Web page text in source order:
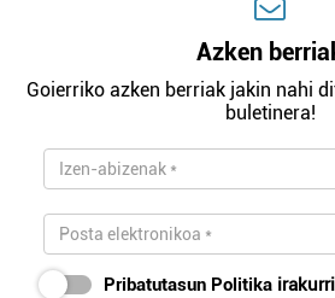
Azken
Goierriko azken berriak jakin nahi
buletinera!
Pribatutasun Politika